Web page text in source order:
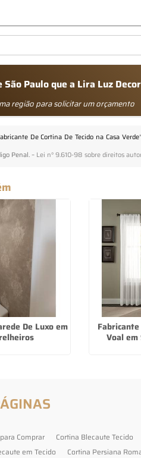
São Paulo que a Lira Luz
região para solicitar um orçamento
De Cortina De Tecido na Casa Verde
Penal. – Lei n° 9.610-98 sobre direitos
De Luxo em
Voal
Comprar Cortina Blecaute Tecido
em Tecido
Cortina Persiana